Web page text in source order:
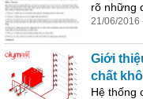
rõ những
21/06/2016
Giới
chất
Hệ thống